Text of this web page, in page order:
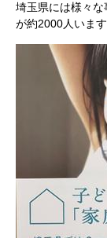
埼玉県には様々
が約2000人います